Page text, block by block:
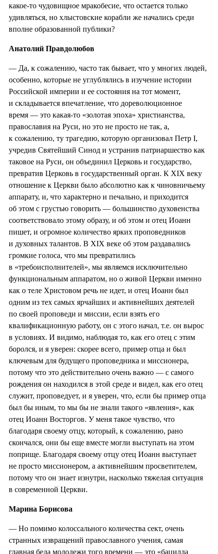
какое-то чудовищное мракобесие, что остается только
удивляться, но хлыстовские корабли же начались среди
вполне образованной публики?
Анатолий Правдолюбов
— Да, к сожалению, часто так бывает, что у многих людей,
особенно, которые не углублялись в изучение истории
Российской империи и ее состояния на тот момент,
и складывается впечатление, что дореволюционное
время — это какая-то «золотая эпоха» христианства,
православия на Руси, но это не просто не так, а,
к сожалению, ту трагедию, которую организовал Петр I,
учредив Святейший Синод и устранив патриаршество как
таковое на Руси, он объединил Церковь и государство,
превратив Церковь в государственный орган. К XIX веку
отношение к Церкви было абсолютно как к чиновничьему
аппарату, и, что характерно и печально, и приходится
об этом с грустью говорить — большинство духовенства
соответствовало этому образу, и об этом и отец Иоанн
пишет, и огромное количество ярких проповедников
и духовных талантов. В XIX веке об этом раздавались
громкие голоса, что мы превратились
в «требоисполнителей», мы являемся исключительно
функциональным аппаратом, но о живой Церкви именно
как о теле Христовом речь не идет, и отец Иоанн был
одним из тех самых ярчайших и активнейших деятелей
по своей проповеди и миссии, если взять его
квалификационную работу, он с этого начал, т.е. он вырос
в условиях. И видимо, наблюдая то, как его отец с этим
боролся, и я уверен: скорее всего, пример отца и был
ключевым для будущего проповедника и миссионера,
потому что это действительно очень важно — с самого
рождения он находился в этой среде и видел, как его отец
служит, проповедует, и я уверен, что, если бы пример отца
был бы иным, то мы бы не знали такого «явления», как
отец Иоанн Восторгов. У меня такое чувство, что
благодаря своему отцу, который, к сожалению, рано
скончался, они бы еще вместе могли выступать на этом
поприще. Благодаря своему отцу отец Иоанн выступает
не просто миссионером, а активнейшим просветителем,
потому что он знает изнутри, насколько тяжелая ситуация
в современной Церкви.
Марина Борисова
— Но помимо колоссального количества сект, очень
странных извращений православного учения, самая
главная беда молодежи того времени — это «бацилла